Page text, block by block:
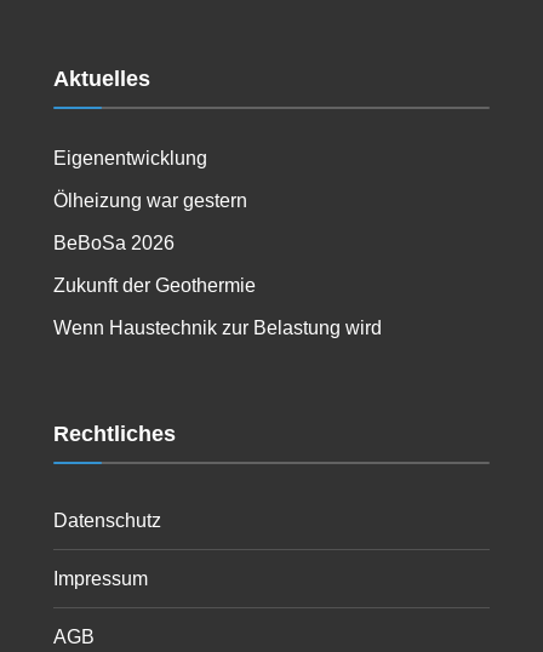
Aktuelles
Eigenentwicklung
Ölheizung war gestern
BeBoSa 2026
Zukunft der Geothermie
Wenn Haustechnik zur Belastung wird
Rechtliches
Datenschutz
Impressum
AGB